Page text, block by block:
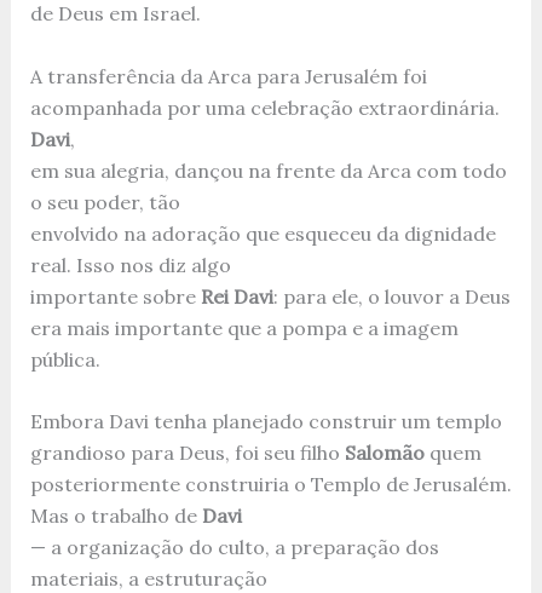
de Deus em Israel.
A transferência da Arca para Jerusalém foi
acompanhada por uma celebração extraordinária.
Davi,
em sua alegria, dançou na frente da Arca com todo
o seu poder, tão
envolvido na adoração que esqueceu da dignidade
real. Isso nos diz algo
importante sobre Rei Davi: para ele, o louvor a Deus
era mais importante que a pompa e a imagem
pública.
Embora Davi tenha planejado construir um templo
grandioso para Deus, foi seu filho Salomãoquem
posteriormente construiria o Templo de Jerusalém.
Mas o trabalho de Davi
— a organização do culto, a preparação dos
materiais, a estruturação